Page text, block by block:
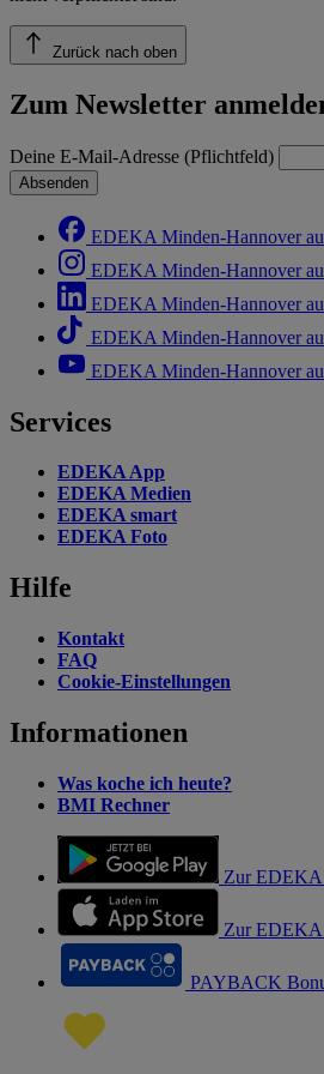
Zurück nach oben
Zum Newsletter
Deine E-Mail-Adresse (Pflichtfeld)
Absenden
EDEKA Minden-Hannover
EDEKA Minden-Hannover
EDEKA Minden-Hannover
EDEKA Minden-Hannover
EDEKA Minden-Hannover
Services
EDEKA App
EDEKA Medien
EDEKA smart
EDEKA Foto
Hilfe
Kontakt
FAQ
Cookie-Einstellungen
Informationen
Was koche ich heute?
BMI Rechner
Zur EDEKA
Zur EDEKA
PAYBACK